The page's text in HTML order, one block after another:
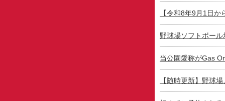
【令和8年9月1日
野球場ソフトボー
当公園愛称がGas
【随時更新】野球